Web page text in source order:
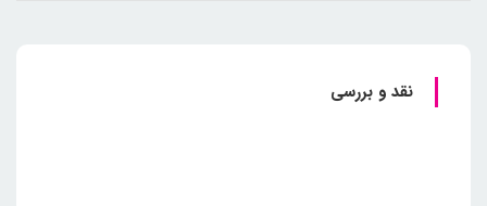
نقد و بررسی